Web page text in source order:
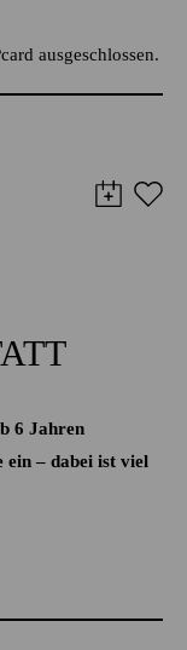
ausgeschlossen.
6 Jahren
ein – dabei ist viel